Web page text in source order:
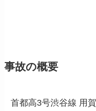
事故の概要
首都高3号渋谷線 用